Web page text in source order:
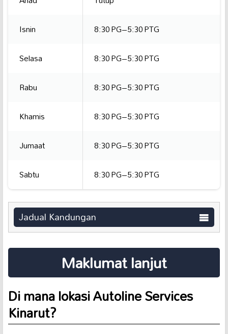
Isnin
8:30 PG–5:30 PTG
Selasa
8:30 PG–5:30 PTG
Rabu
8:30 PG–5:30 PTG
Khamis
8:30 PG–5:30 PTG
Jumaat
8:30 PG–5:30 PTG
Sabtu
8:30 PG–5:30 PTG
Jadual Kandungan
Maklumat lanjut
Di mana lokasi Autoline Services
Kinarut?